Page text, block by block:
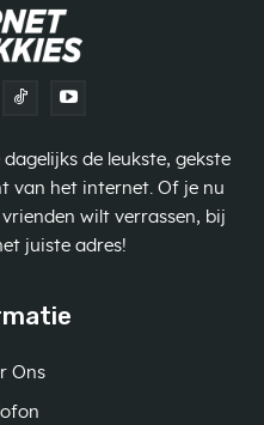
de leukste, gekste
van het internet. Of je nu
wilt verrassen, bij
juiste adres!
Ons